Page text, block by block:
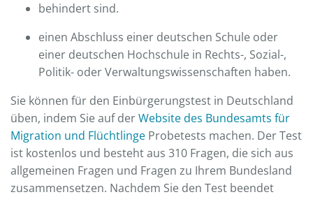
behindert sind.
einen Abschluss einer deutschen Schule oder
einer deutschen Hochschule in Rechts-, Sozial-,
Politik- oder Verwaltungswissenschaften haben.
Sie können für den Einbürgerungstest in Deutschland
üben, indem Sie auf derWebsite des Bundesamts für
Migration und Flüchtlinge Probetests machen. Der Test
ist kostenlos und besteht aus 310 Fragen, die sich aus
allgemeinen Fragen und Fragen zu Ihrem Bundesland
zusammensetzen. Nachdem Sie den Test beendet